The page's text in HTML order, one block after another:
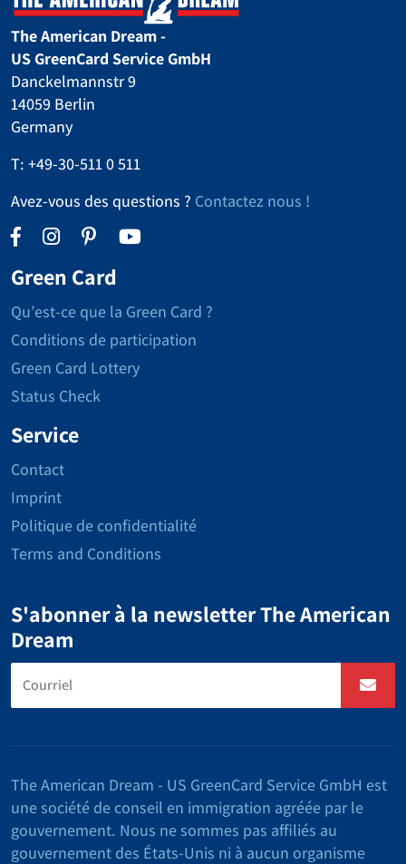
The American Dream -
US GreenCard Service GmbH
Danckelmannstr 9
14059 Berlin
Germany
T: +49-30-511 0 511
Avez-vous des questions ? Contactez nous !
Green Card
Qu’est-ce que la Green Card ?
Conditions de participation
Green Card Lottery
Status Check
Service
Contact
Imprint
Politique de confidentialité
Terms and Conditions
S'abonner à la newsletter The American
Dream
The American Dream - US GreenCard Service GmbH est
une société de conseil en immigration agréée par le
gouvernement. Nous ne sommes pas affiliés au
gouvernement des États-Unis ni à aucun organisme